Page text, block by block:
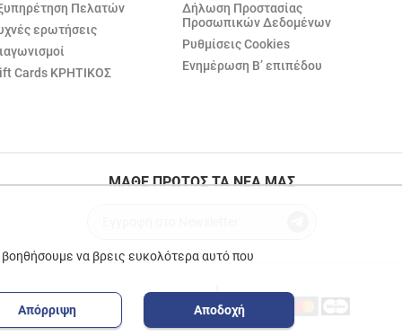
Πελατών
ερωτήσεις
Cards ΚΡΗΤΙΚΟΣ
Δήλωση Προστασίας
Προσωπικών Δεδομένων
Ρυθμίσεις Cookies
Ενημέρωση Β’ επιπέδου
ΜΑΘΕ ΠΡΩΤΟΣ ΤΑ ΝΕΑ ΜΑΣ
να βρεις ευκολότερα αυτό που
Απόρριψη Αποδοχή